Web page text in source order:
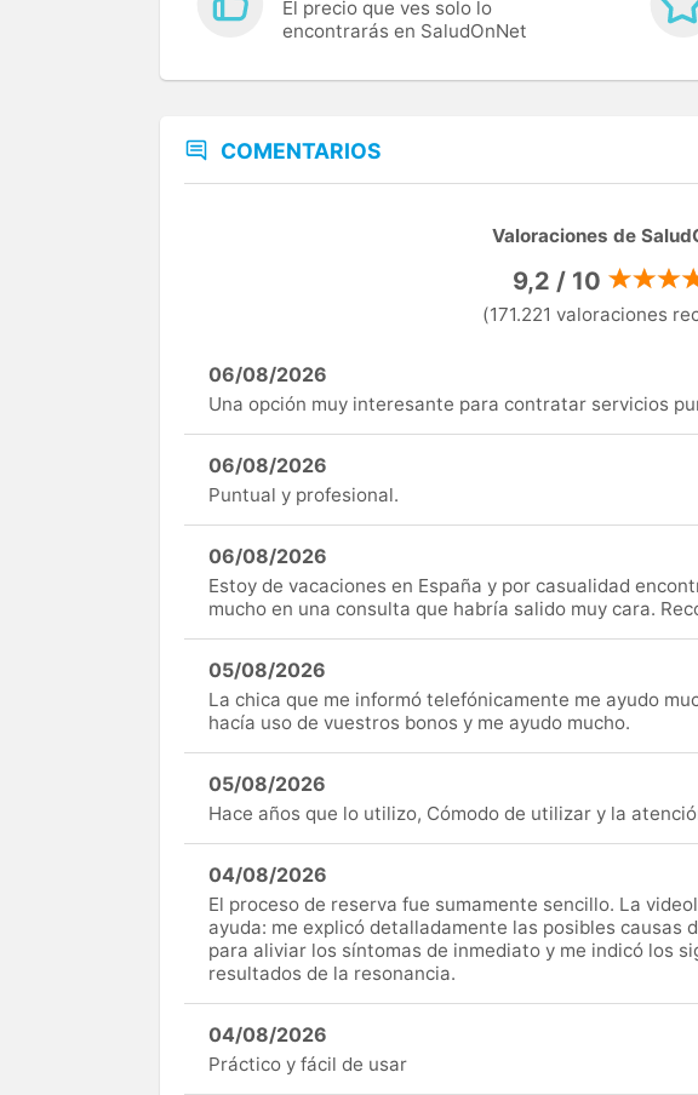
El precio que ves solo lo
encontrarás en SaludOnNet
COMENTARIOS
Valoraciones de
9,2 / 10
(171.221 valoraciones
06/08/2026
Una opción muy interesante para contratar servicios
06/08/2026
Puntual y profesional.
06/08/2026
Estoy de vacaciones en España y por casualidad
mucho en una consulta que habría salido muy cara.
05/08/2026
La chica que me informó telefónicamente me ayudo
hacía uso de vuestros bonos y me ayudo mucho.
05/08/2026
Hace años que lo utilizo, Cómodo de utilizar y la
04/08/2026
El proceso de reserva fue sumamente sencillo. La
ayuda: me explicó detalladamente las posibles causas
para aliviar los síntomas de inmediato y me indicó los
resultados de la resonancia.
04/08/2026
Práctico y fácil de usar